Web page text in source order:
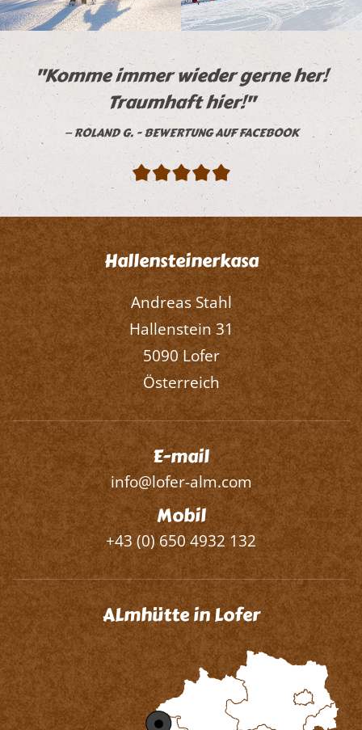
"Komme immer wieder gerne her!
Traumhaft hier!"
ROLAND G. - BEWERTUNG AUF FACEBOOK
Hallensteinerkasa
Andreas Stahl
Hallenstein 31
5090 Lofer
Österreich
E-mail
info@lofer-alm.com
Mobil
+43 (0) 650 4932 132
ALmhütte in Lofer